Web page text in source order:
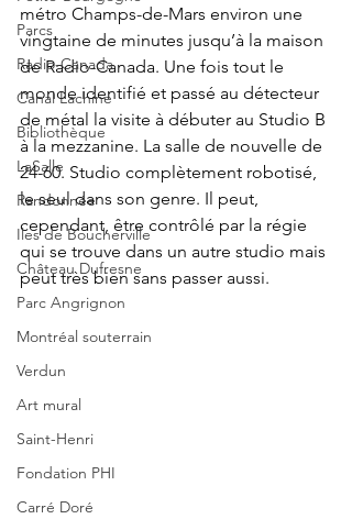
Parcs
Radio-Canada
Canal Lachine
Bibliothèque
LaSalle
Randonnée
Iles de Boucherville
Château Dufresne
Parc Angrignon
Montréal souterrain
Verdun
Art mural
Saint-Henri
Fondation PHI
Carré Doré
métro Champs-de-Mars environ une
vingtaine de minutes jusqu’à la maison
de Radio-Canada. Une fois tout le
monde identifié et passé au détecteur
de métal la visite à débuter au Studio B
à la mezzanine. La salle de nouvelle de
24-60. Studio complètement robotisé,
le seul dans son genre. Il peut,
cependant, être contrôlé par la régie
qui se trouve dans un autre studio mais
peut très bien sans passer aussi.